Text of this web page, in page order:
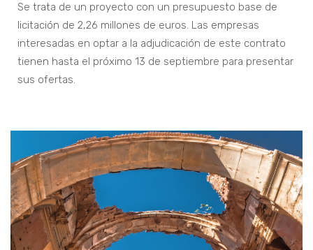
Se trata de un proyecto con un presupuesto base de
licitación de 2,26 millones de euros. Las empresas
interesadas en optar a la adjudicación de este contrato
tienen hasta el próximo 13 de septiembre para presentar
sus ofertas.